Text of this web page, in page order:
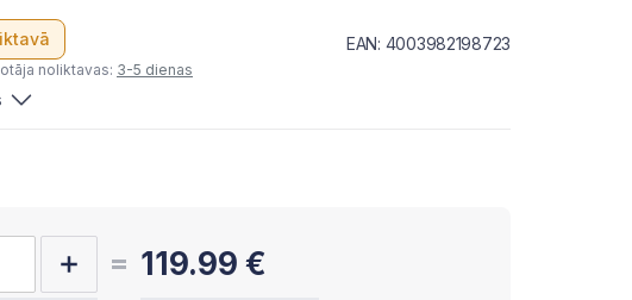
EAN: 4003982198723
noliktavas: 3-5 dienas
119.99 €